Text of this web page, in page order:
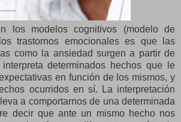
los modelos cognitivos (modelo de
trastornos emocionales es que las
como la ansiedad surgen a partir de
determinados hechos que le
en función de los mismos, y
ocurridos en sí. La interpretación
a comportarnos de una determinada
decir que ante un mismo hecho nos